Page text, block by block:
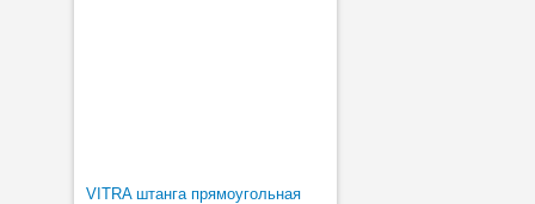
VITRA штанга прямоугольная